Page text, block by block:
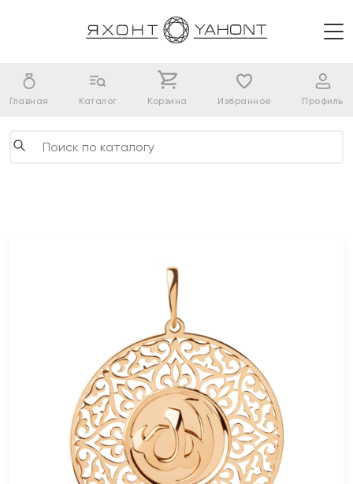
Главная Каталог Корзина Избранное Профиль